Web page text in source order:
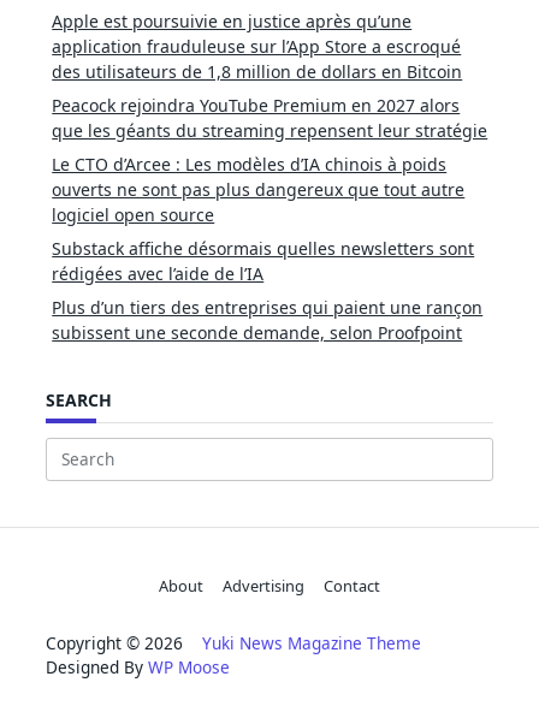
Apple est poursuivie en justice après qu’une
application frauduleuse sur l’App Store a escroqué
des utilisateurs de 1,8 million de dollars en Bitcoin
Peacock rejoindra YouTube Premium en 2027 alors
que les géants du streaming repensent leur stratégie
Le CTO d’Arcee : Les modèles d’IA chinois à poids
ouverts ne sont pas plus dangereux que tout autre
logiciel open source
Substack affiche désormais quelles newsletters sont
rédigées avec l’aide de l’IA
Plus d’un tiers des entreprises qui paient une rançon
subissent une seconde demande, selon Proofpoint
SEARCH
Search
About Advertising Contact
Copyright © 2026 Yuki News Magazine Theme
Designed By WP Moose